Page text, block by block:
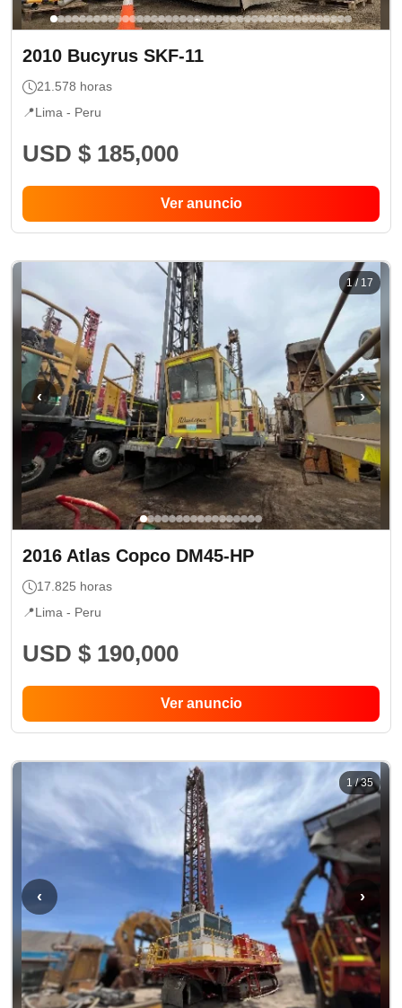
2010 Bucyrus SKF-11
21.578 horas
📍Lima - Peru
USD $ 185,000
Ver anuncio
‹ ›
1/ 17
2016 Atlas Copco DM45-HP
17.825 horas
📍Lima - Peru
USD $ 190,000
Ver anuncio
‹ ›
1/35